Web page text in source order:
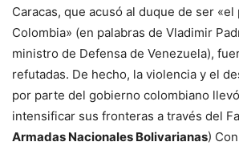
Caracas, que acusó al duque de ser
Colombia» (en palabras de Vladimir
ministro de Defensa de Venezuela),
refutadas. De hecho, la violencia y el
por parte del gobierno colombiano
intensificar sus fronteras a través del
Armadas Nacionales Bolivarianas)